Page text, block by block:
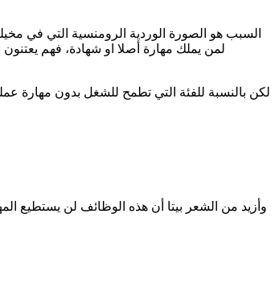
السبب هو الصورة الوردية الرومنسية التي في
لمن يملك مهارة أصلا او شهادة، فهم
لكن بالنسبة للفئة التي تطمح للشغل بدون مهارة
وأزيد من الشعر بيتا أن هذه الوظائف لن يستطيع